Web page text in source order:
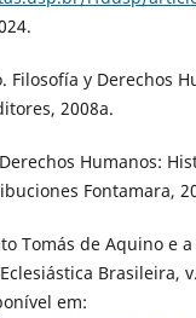
Filosofía y Derechos
2008a.
Derechos Humanos:
Fontamara,
Tomás de Aquino e
Brasileira,
em: